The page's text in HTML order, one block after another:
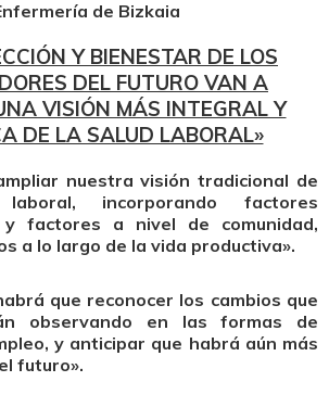
de Bizkaia
Y BIENESTAR DE LOS
DEL FUTURO VAN A
VISIÓN MÁS INTEGRAL Y
DE LA SALUD LABORAL»
nuestra visión tradicional de
incorporando factores
y factores a nivel de comunidad,
a lo largo de la vida productiva».
que reconocer los cambios que
observando en las formas de
y anticipar que habrá aún más
futuro».